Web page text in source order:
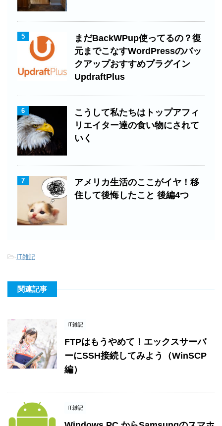
5
まだBackWPup使ってるの？復
元までこなすWordPressのバッ
クアップおすすめプラグイン
UpdraftPlus
6
こうして私たちはトップアフィ
リエイター達の食い物にされて
いく
7
アメリカ生活のここがイヤ！移
住して後悔したこと 後編4つ
- IT雑記
関連記事
IT雑記
FTPはもうやめて！エックスサーバ
ーにSSH接続してみよう（WinSCP
編）
IT雑記